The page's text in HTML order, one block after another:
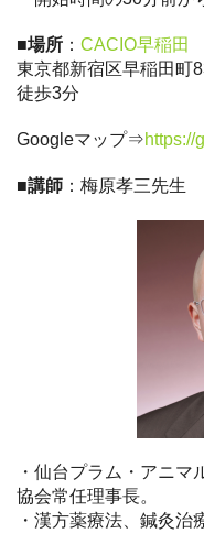
■場所 ： CACIO早稲田
東京都新宿区早稲田町
徒歩3分
Googleマップ⇒https://
■講師 ：梅原孝三先生
・仙台プラム・アニ
協会常任理事長。
・漢方薬療法、鍼灸